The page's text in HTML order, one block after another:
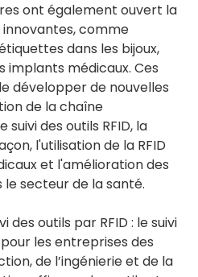
ont également ouvert la
comme
dans les bijoux,
implants médicaux. Ces
développer de nouvelles
de la chaîne
des outils RFID, la
l'utilisation de la RFID
et l'amélioration des
le secteur de la santé.
des outils par RFID : le suivi
les entreprises des
de l’ingénierie et de la